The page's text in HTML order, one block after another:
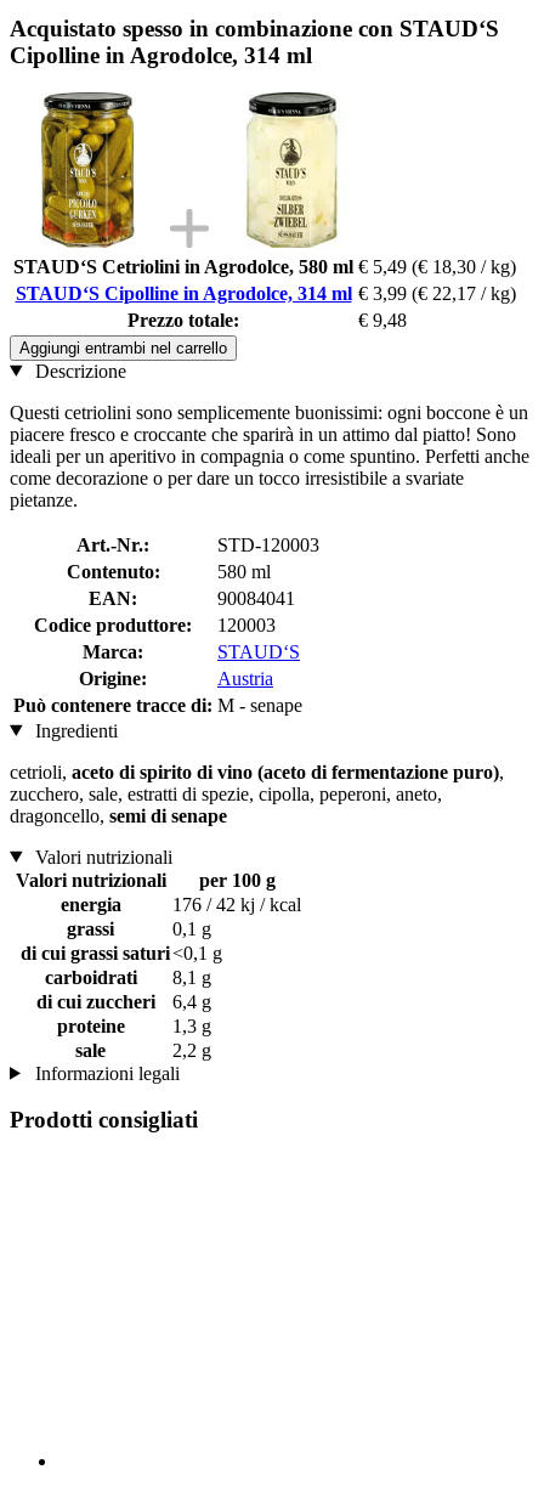
Acquistato spesso in combinazione con STAUD‘S
Cipolline in Agrodolce, 314 ml
STAUD‘S Cetriolini in Agrodolce, 580 ml € 5,49 (€ 18,30 / kg)
STAUD‘S Cipolline in Agrodolce, 314 ml € 3,99 (€ 22,17 / kg)
Prezzo totale:
€ 9,48
Aggiungi entrambi nel carrello
Descrizione
Questi cetriolini sono semplicemente buonissimi: ogni boccone è un
piacere fresco e croccante che sparirà in un attimo dal piatto! Sono
ideali per un aperitivo in compagnia o come spuntino. Perfetti anche
come decorazione o per dare un tocco irresistibile a svariate
pietanze.
Art.-Nr.:
STD-120003
Contenuto:
580 ml
EAN:
90084041
Codice produttore:
120003
Marca:
STAUD‘S
Origine:
Austria
Può contenere tracce di: M - senape
Ingredienti
cetrioli, aceto di spirito di vino (aceto di fermentazione puro),
zucchero, sale, estratti di spezie, cipolla, peperoni, aneto,
dragoncello, semi di senape
Valori nutrizionali
Valori nutrizionali
per 100 g
energia
176 / 42 kj / kcal
grassi
0,1 g
di cui grassi saturi<0,1 g
carboidrati
8,1 g
di cui zuccheri
6,4 g
proteine
1,3 g
sale
2,2 g
Informazioni legali
Prodotti consigliati